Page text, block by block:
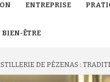
ENTREPRISE
BIEN-ÊTRE
DE PÉZENAS :